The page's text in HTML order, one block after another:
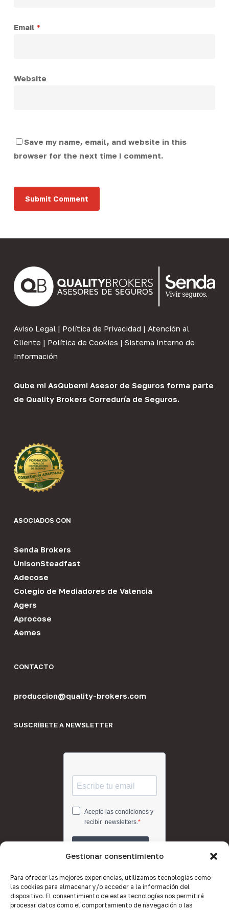
Gestionar consentimiento
Para ofrecer las mejores experiencias, utilizamos tecnologías como
las cookies para almacenar y/o acceder a la información del
dispositivo. El consentimiento de estas tecnologías nos permitirá
procesar datos como el comportamiento de navegación o las
Email *
Website
Save my name, email, and website in this
browser for the next time I comment.
Aviso Legal| Política de Privacidad | Atención al
Cliente | Política de Cookies | Sistema Interno de
Información
Qube mi AsQubemi Asesor de Seguros forma parte
de Quality Brokers Correduría de Seguros.
ASOCIADOS CON
Senda Brokers
UnisonSteadfast
Adecose
Colegio de Mediadores de Valencia
Agers
Aprocose
Aemes
CONTACTO
produccion@quality-brokers.com
SUSCRÍBETE A NEWSLETTER